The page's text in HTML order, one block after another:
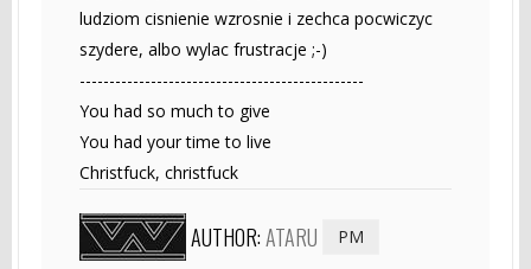
ludziom cisnienie wzrosnie i zechca pocwiczyc
szydere, albo wylac frustracje ;-)
------------------------------------------------
You had so much to give
You had your time to live
Christfuck, christfuck
AUTHOR:ATARU PM